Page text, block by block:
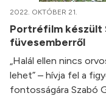
2022. OKTÓBER 21.
Portréfilm készült
füvesemberről
„Halál ellen nincs
lehet” – hívja fel a
fontosságára Szabó